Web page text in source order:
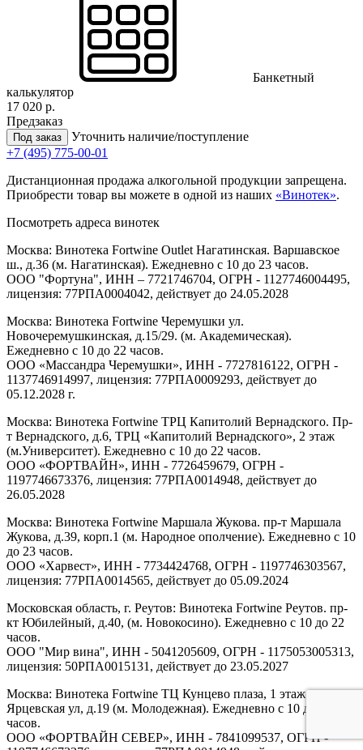
Банкетный
калькулятор
17 020 р.
Предзаказ
Под заказ
Уточнить наличие/поступление
+7 (495) 775-00-01
Дистанционная продажа алкогольной продукции запрещена.
Приобрести товар вы можете в одной из наших «Винотек».
Посмотреть адреса винотек
Москва: Винотека Fortwine Outlet Нагатинская. Варшавское
ш., д.36 (м. Нагатинская). Ежедневно с 10 до 23 часов.
ООО "Фортуна", ИНН – 7721746704, ОГРН - 1127746004495,
лицензия: 77РПА0004042, действует до 24.05.2028
Москва: Винотека Fortwine Черемушки ул.
Новочеремушкинская, д.15/29. (м. Академическая).
Ежедневно с 10 до 22 часов.
ООО «Массандра Черемушки», ИНН - 7727816122, ОГРН -
1137746914997, лицензия: 77РПА0009293, действует до
05.12.2028 г.
Москва: Винотека Fortwine ТРЦ Капитолий Вернадского. Пр-
т Вернадского, д.6, ТРЦ «Капитолий Вернадского», 2 этаж
(м.Университет). Ежедневно с 10 до 22 часов.
ООО «ФОРТВАЙН», ИНН - 7726459679, ОГРН -
1197746673376, лицензия: 77РПА0014948, действует до
26.05.2028
Москва: Винотека Fortwine Маршала Жукова. пр-т Маршала
Жукова, д.39, корп.1 (м. Народное ополчение). Ежедневно с 10
до 23 часов.
ООО «Харвест», ИНН - 7734424768, ОГРН - 1197746303567,
лицензия: 77РПА0014565, действует до 05.09.2024
Московская область, г. Реутов: Винотека Fortwine Реутов. пр-
кт Юбилейный, д.40, (м. Новокосино). Ежедневно с 10 до 22
часов.
ООО "Мир вина", ИНН - 5041205609, ОГРН - 1175053005313,
лицензия: 50РПА0015131, действует до 23.05.2027
Москва: Винотека Fortwine ТЦ Кунцево плаза, 1 этаж.
Ярцевская ул, д.19 (м. Молодежная). Ежедневно с 10 до 22
часов.
ООО «ФОРТВАЙН СЕВЕР», ИНН - 7841099537, ОГРН -